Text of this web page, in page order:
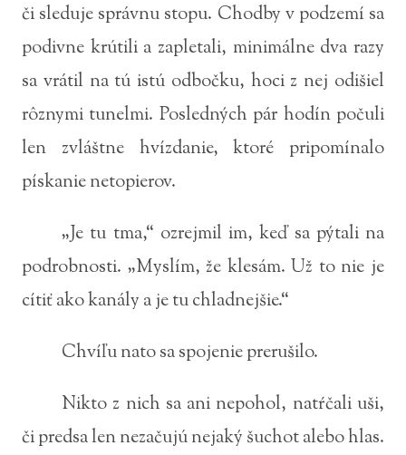
či sleduje správnu stopu. Chodby v podzemí sa
podivne krútili a zapletali, minimálne dva razy
sa vrátil na tú istú odbočku, hoci z nej odišiel
rôznymi tunelmi. Posledných pár hodín počuli
len zvláštne hvízdanie, ktoré pripomínalo
pískanie netopierov.
„Je tu tma,“ ozrejmil im, keď sa pýtali na
podrobnosti. „Myslím, že klesám. Už to nie je
cítiť ako kanály a je tu chladnejšie.“
Chvíľu nato sa spojenie prerušilo.
Nikto z nich sa ani nepohol, natŕčali uši,
či predsa len nezačujú nejaký šuchot alebo hlas.